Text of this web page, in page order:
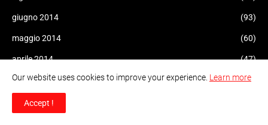
giugno 2014 (93)
maggio 2014 (60)
aprile 2014 (47)
marzo 2014 (43)
febbraio 2014
Our website uses cookies to improve your experience. Learn more
Accept !